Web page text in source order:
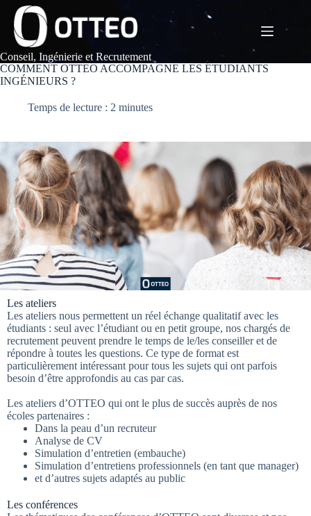
Passer
contenu
Conseil, Ingénierie et Recrutement
COMMENT OTTEO ACCOMPAGNE LES ÉTUDIANTS
INGÉNIEURS ?
Temps de lecture : 2 minutes
Les ateliers
Les ateliers nous permettent un réel échange qualitatif avec les
étudiants : seul avec l’étudiant ou en petit groupe, nos chargés de
recrutement peuvent prendre le temps de le/les conseiller et de
répondre à toutes les questions. Ce type de format est
particulièrement intéressant pour tous les sujets qui ont parfois
besoin d’être approfondis au cas par cas.
Les ateliers d’OTTEO qui ont le plus de succès auprès de nos
écoles partenaires :
Dans la peau d’un recruteur
Analyse de CV
Simulation d’entretien (embauche)
Simulation d’entretiens professionnels (en tant que manager)
et d’autres sujets adaptés au public
Les conférences